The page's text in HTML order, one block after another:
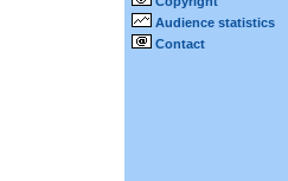
Audience statistics
Contact